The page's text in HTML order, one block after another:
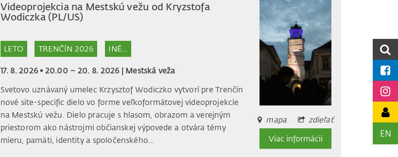
EN
Videoprojekcia na Mestskú vežu od Kryzstofa
Wodiczka (PL/US)
LETO TRENČÍN 2026 INÉ...
17. 8. 2026 • 20.00 – 20. 8. 2026 | Mestská veža
Svetovo uznávaný umelec Krzysztof Wodiczko vytvorí pre Trenčín
nové site-specific dielo vo forme veľkoformátovej videoprojekcie
na Mestskú vežu. Dielo pracuje s hlasom, obrazom a verejným
priestorom ako nástrojmi občianskej výpovede a otvára témy
mieru, pamäti, identity a spoločenského...
mapa
zdieľať
Viac informácii